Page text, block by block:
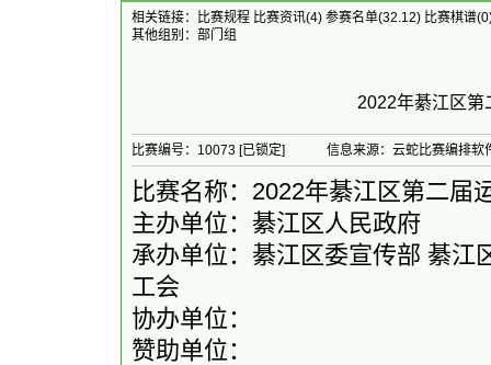
相关链接：
比赛规程 比赛资讯(4) 参赛名单(32.12) 比赛棋谱
其他组别： 部门组
2022年綦江区第
比赛编号：10073 [已锁定] 信息来源：云蛇比赛编排软
比赛名称：2022年綦江区第二届
主办单位：綦江区人民政府
承办单位：綦江区委宣传部 綦江
工会
协办单位：
赞助单位：